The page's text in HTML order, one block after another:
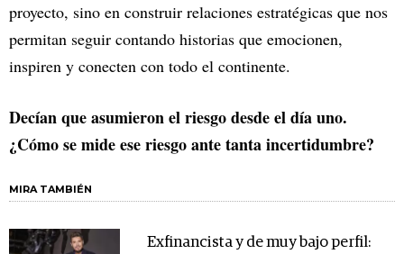
proyecto, sino en construir relaciones estratégicas que nos
permitan seguir contando historias que emocionen,
inspiren y conecten con todo el continente.
Decían que asumieron el riesgo desde el día uno.
¿Cómo se mide ese riesgo ante tanta incertidumbre?
MIRA TAMBIÉN
Exfinancista y de muy bajo perfil: